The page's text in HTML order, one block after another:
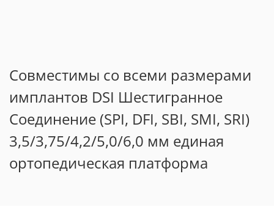
Совместимы со всеми размерами
имплантов DSI Шестигранное
Соединение (SPI, DFI, SBI, SMI, SRI)
3,5/3,75/4,2/5,0/6,0 мм единая
ортопедическая платформа